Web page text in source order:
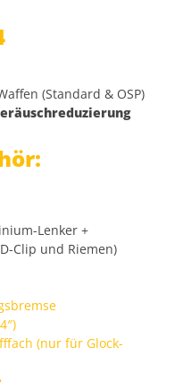
(Standard & OSP)
Lenker +
Clip und Riemen)
(nur für Glock-